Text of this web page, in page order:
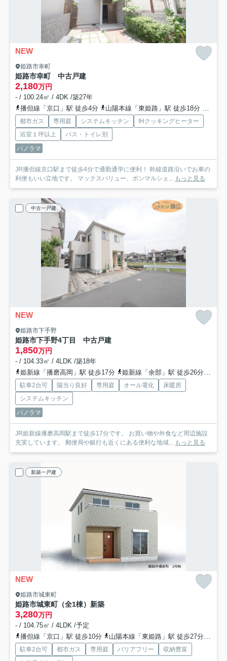
NEW
姫路市幸町
姫路市幸町 中古戸建
2,180万円
- / 100.24㎡ / 4DK /築27年
播但線「京口」駅 徒歩4分
山陽本線「東姫路」駅 徒歩18分
都市ガス 専用庭 システムキッチン
IHクッキングヒーター
浴室１坪以上
バス・トイレ別
パノラマ
JR播但線京口駅まで徒歩4分で通勤通学に便利！ 幹線道路沿いでお車の
利便もいい立地です。 マックスバリュー、ボンマルシェ...
もっと見る
中古一戸建
NEW
姫路市下手野
姫路市下手野4丁目 中古戸建
1,850万円
- / 104.33㎡ / 4LDK /築18年
姫新線「播磨高岡」駅 徒歩17分
姫新線「余部」駅 徒歩26分
駐車2台可 陽当り良好 専用庭 オール電化
床暖房
システムキッチン
パノラマ
JR姫新線播磨高岡駅まで徒歩17分です。 お買い物や外食など周辺施設
充実しています。 郵便局や銀行も近くにある便利な地域...
もっと見る
新築一戸建
NEW
姫路市城東町
姫路市城東町（全1棟）新築
3,280万円
- / 104.75㎡ / 4LDK /予定
播但線「京口」駅 徒歩10分
山陽本線「東姫路」駅 徒歩27分
駐車2台可 都市ガス 専用庭 バリアフリー
収納豊富